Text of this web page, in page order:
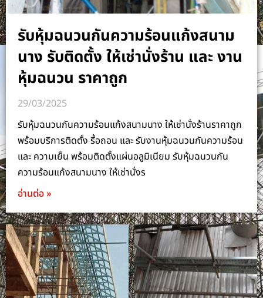
รับหุ้มฉนวนกันความร้อนแก้งสนาม
นาง รับติดตั้ง ให้เช่านั่งร้าน และ งาน
หุ้มฉนวน ราคาถูก
29/03/2025
รับหุ้มฉนวนกันความร้อนแก้งสนามนาง ให้เช่านั่งร้านราคาถูก
พร้อมบริการติดตั้ง รื้อถอน และ รับงานหุ้มฉนวนกันความร้อน
และ ความเย็น พร้อมติดตั้งแผ่นอลูมิเนียม รับหุ้มฉนวนกัน
ความร้อนแก้งสนามนาง ให้เช่านั่งร
อ่านต่อ »